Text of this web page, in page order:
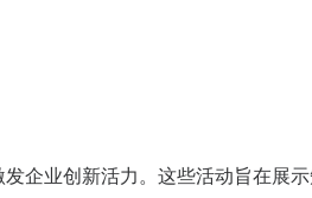
企业创新活力。这些活动旨在展